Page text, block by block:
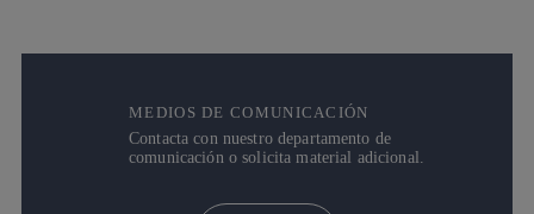
MEDIOS DE COMUNICACIÓN
Contacta con nuestro departamento de
comunicación o solicita material adicional.